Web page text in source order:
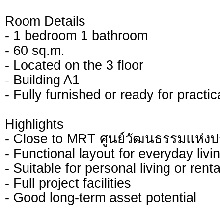
Room Details
- 1 bedroom 1 bathroom
- 60 sq.m.
- Located on the 3 floor
- Building A1
- Fully furnished or ready for
Highlights
- Close to MRT ศูนย์วัฒนธรรมแห่งป
- Functional layout for everyday
- Suitable for personal living or
- Full project facilities
- Good long-term asset potential